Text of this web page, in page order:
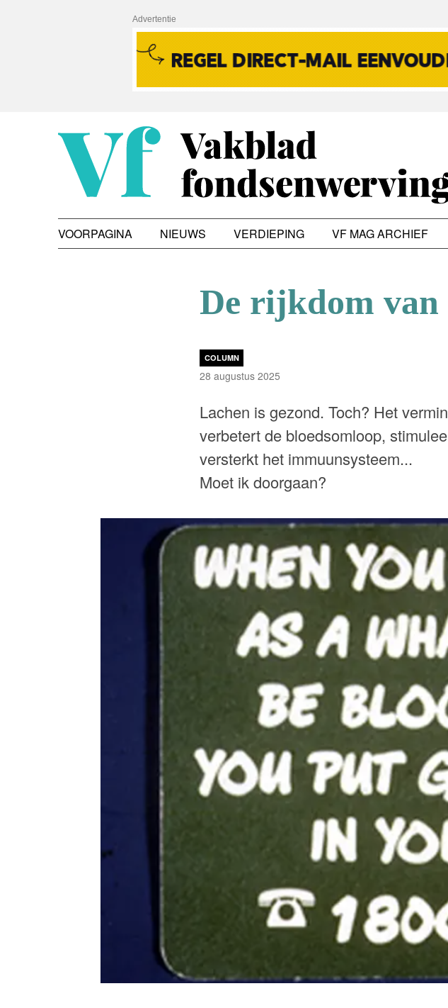
Advertentie
VOORPAGINA NIEUWS VERDIEPING VF MAG ARCHIEF
De rijkdom
COLUMN
28 augustus 2025
Lachen is gezond. Toch? Het
verbetert de bloedsomloop,
versterkt het immuunsysteem...
Moet ik doorgaan?